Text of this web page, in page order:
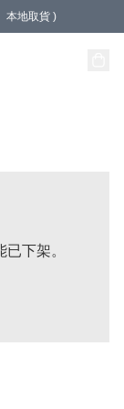
本地取貨 )
下架。